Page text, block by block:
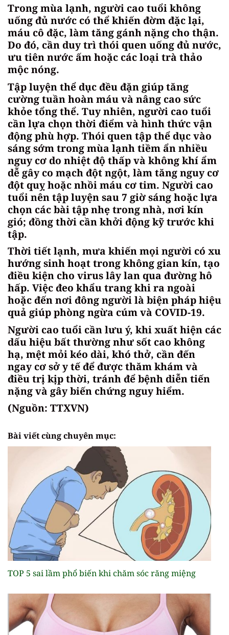
Trong mùa lạnh, người cao tuổi không
uống đủ nước có thể khiến đờm đặc lại,
máu cô đặc, làm tăng gánh nặng cho thận.
Do đó, cần duy trì thói quen uống đủ nước,
ưu tiên nước ấm hoặc các loại trà thảo
mộc nóng.
Tập luyện thể dục đều đặn giúp tăng
cường tuần hoàn máu và nâng cao sức
khỏe tổng thể. Tuy nhiên, người cao tuổi
cần lựa chọn thời điểm và hình thức vận
động phù hợp. Thói quen tập thể dục vào
sáng sớm trong mùa lạnh tiềm ẩn nhiều
nguy cơ do nhiệt độ thấp và không khí ẩm
dễ gây co mạch đột ngột, làm tăng nguy cơ
đột quỵ hoặc nhồi máu cơ tim. Người cao
tuổi nên tập luyện sau 7 giờ sáng hoặc lựa
chọn các bài tập nhẹ trong nhà, nơi kín
gió; đồng thời cần khởi động kỹ trước khi
tập.
Thời tiết lạnh, mưa khiến mọi người có xu
hướng sinh hoạt trong không gian kín, tạo
điều kiện cho virus lây lan qua đường hô
hấp. Việc đeo khẩu trang khi ra ngoài
hoặc đến nơi đông người là biện pháp hiệu
quả giúp phòng ngừa cúm và COVID-19.
Người cao tuổi cần lưu ý, khi xuất hiện các
dấu hiệu bất thường như sốt cao không
hạ, mệt mỏi kéo dài, khó thở, cần đến
ngay cơ sở y tế để được thăm khám và
điều trị kịp thời, tránh để bệnh diễn tiến
nặng và gây biến chứng nguy hiểm.
(Nguồn: TTXVN)
Bài viết cùng chuyên mục:
TOP 5 sai lầm phổ biến khi chăm sóc răng miệng